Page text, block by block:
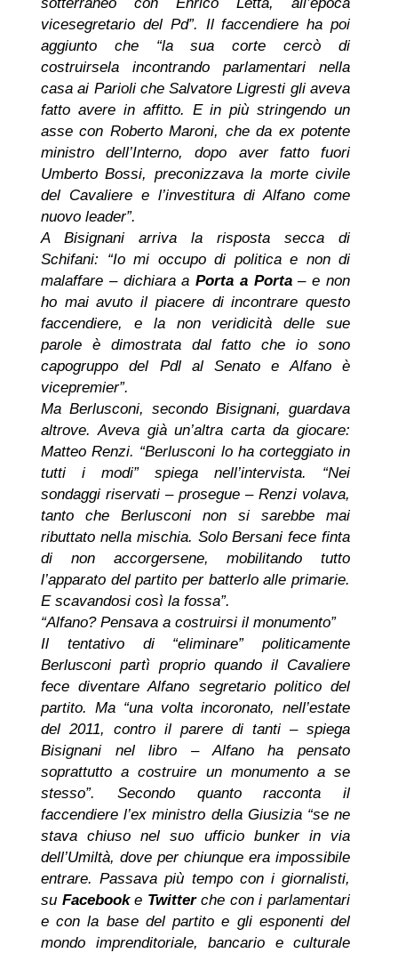
vicesegretario del Pd”. Il faccendiere ha poi
aggiunto che “la sua corte cercò di
costruirsela incontrando parlamentari nella
casa ai Parioli che Salvatore Ligresti gli aveva
fatto avere in affitto. E in più stringendo un
asse con Roberto Maroni, che da ex potente
ministro dell’Interno, dopo aver fatto fuori
Umberto Bossi, preconizzava la morte civile
del Cavaliere e l’investitura di Alfano come
nuovo leader”.
A Bisignani arriva la risposta secca di
Schifani: “Io mi occupo di politica e non di
malaffare – dichiara aPorta a Porta– e non
ho mai avuto il piacere di incontrare questo
faccendiere, e la non veridicità delle sue
parole è dimostrata dal fatto che io sono
capogruppo del Pdl al Senato e Alfano è
vicepremier”.
Ma Berlusconi, secondo Bisignani, guardava
altrove. Aveva già un’altra carta da giocare:
Matteo Renzi. “Berlusconi lo ha corteggiato in
tutti i modi” spiega nell’intervista. “Nei
sondaggi riservati – prosegue – Renzi volava,
tanto che Berlusconi non si sarebbe mai
ributtato nella mischia. Solo Bersani fece finta
di non accorgersene, mobilitando tutto
l’apparato del partito per batterlo alle primarie.
E scavandosi così la fossa”.
“Alfano? Pensava a costruirsi il monumento”
Il tentativo di “eliminare” politicamente
Berlusconi partì proprio quando il Cavaliere
fece diventare Alfano segretario politico del
partito. Ma “una volta incoronato, nell’estate
del 2011, contro il parere di tanti – spiega
Bisignani nel libro – Alfano ha pensato
soprattutto a costruire un monumento a se
stesso”. Secondo quanto racconta il
faccendiere l’ex ministro della Giusizia “se ne
stava chiuso nel suo ufficio bunker in via
dell’Umiltà, dove per chiunque era impossibile
entrare. Passava più tempo con i giornalisti,
su Facebooke Twitterche con i parlamentari
e con la base del partito e gli esponenti del
mondo imprenditoriale, bancario e culturale